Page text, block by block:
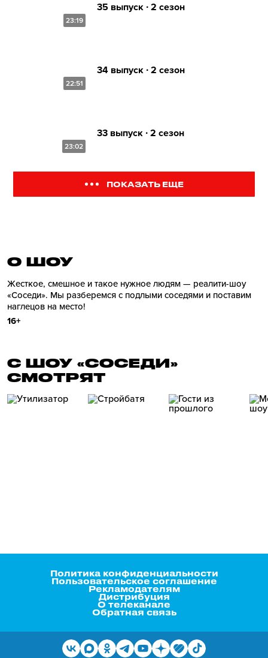
23:19
35 выпуск ∙ 2 сезон
22:51
34 выпуск ∙ 2 сезон
23:02
33 выпуск ∙ 2 сезон
ПОКАЗАТЬ ЕЩЕ
О ШОУ
Жесткое, смешное и такое нужное людям — реалити-шоу
«Соседи». Мы разберемся с подлыми соседями и поставим
наглецов на место!
16+
С ШОУ «СОСЕДИ»
СМОТРЯТ
Политика конфиденциальности
Пользовательское соглашение
Рекламодателям
Дистрибуция
О телеканале
Обратная связь